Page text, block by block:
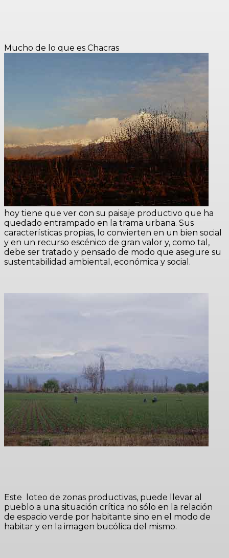
Mucho de lo que es Chacras
hoy tiene que ver con su paisaje productivo que ha
quedado entrampado en la trama urbana. Sus
características propias, lo convierten en un bien social
y en un recurso escénico de gran valor y, como tal,
debe ser tratado y pensado de modo que asegure su
sustentabilidad ambiental, económica y social.
Este loteo de zonas productivas, puede llevar al
pueblo a una situación crítica no sólo en la relación
de espacio verde por habitante sino en el modo de
habitar y en la imagen bucólica del mismo.